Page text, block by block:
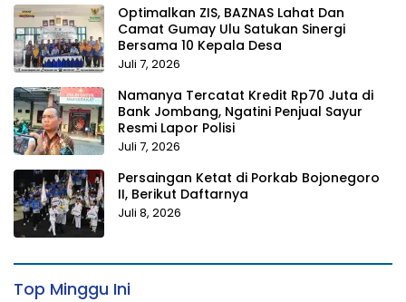
Optimalkan ZIS, BAZNAS Lahat Dan
Camat Gumay Ulu Satukan Sinergi
Bersama 10 Kepala Desa
Juli 7, 2026
Namanya Tercatat Kredit Rp70 Juta di
Bank Jombang, Ngatini Penjual Sayur
Resmi Lapor Polisi
Juli 7, 2026
Persaingan Ketat di Porkab Bojonegoro
II, Berikut Daftarnya
Juli 8, 2026
Top Minggu Ini